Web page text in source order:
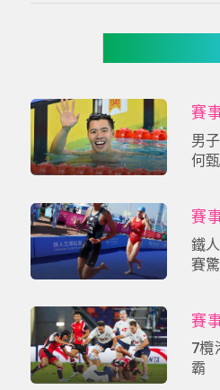
賽
男
何
賽
鐵
賽
賽
7欖
霸